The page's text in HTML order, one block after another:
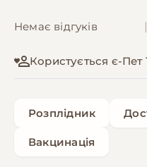
Немає відгуків
Користується є-Пет
Розплідник
Вакцинація